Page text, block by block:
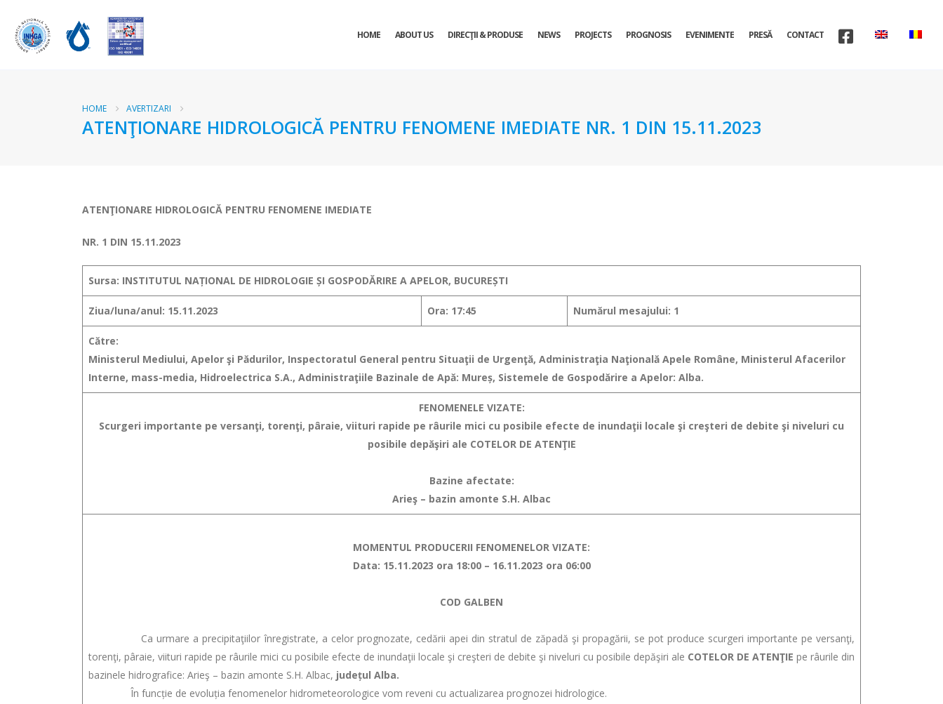
HOME ABOUT US DIRECŢII & PRODUSE NEWS PROJECTS PROGNOSIS EVENIMENTE PRESĂ CONTACT
HOME AVERTIZARI
ATENŢIONARE HIDROLOGICĂ PENTRU FENOMENE IMEDIATE NR. 1 DIN 15.11.2023
ATENŢIONARE HIDROLOGICĂ PENTRU FENOMENE IMEDIATE
NR. 1 DIN 15.11.2023
Sursa: INSTITUTUL NAȚIONAL DE HIDROLOGIE ȘI GOSPODĂRIRE A APELOR, BUCUREȘTI
Ziua/luna/anul: 15.11.2023 Ora: 17:45 Numărul mesajului: 1
Către:
Ministerul Mediului, Apelor şi Pădurilor, Inspectoratul General pentru Situaţii de Urgenţă, Administraţia Naţională Apele Române, Ministerul Afacerilor
Interne, mass-media, Hidroelectrica S.A., Administraţiile Bazinale de Apă: Mureș, Sistemele de Gospodărire a Apelor: Alba.
FENOMENELE VIZATE:
Scurgeri importante pe versanţi, torenţi, pâraie, viituri rapide pe râurile mici cu posibile efecte de inundaţii locale şi creşteri de debite şi niveluri cu
posibile depăşiri ale COTELOR DE ATENŢIE
Bazine afectate:
Arieş – bazin amonte S.H. Albac
MOMENTUL PRODUCERII FENOMENELOR VIZATE:
Data: 15.11.2023 ora 18:00 – 16.11.2023 ora 06:00
COD GALBEN
Ca urmare a precipitaţiilor înregistrate, a celor prognozate, cedării apei din stratul de zăpadă şi propagării, se pot produce scurgeri importante pe versanţi,
torenţi, pâraie, viituri rapide pe râurile mici cu posibile efecte de inundaţii locale şi creşteri de debite şi niveluri cu posibile depăşiri ale COTELOR DE ATENŢIE pe râurile din
bazinele hidrografice: Arieş – bazin amonte S.H. Albac, județul Alba.
În funcție de evoluția fenomenelor hidrometeorologice vom reveni cu actualizarea prognozei hidrologice.